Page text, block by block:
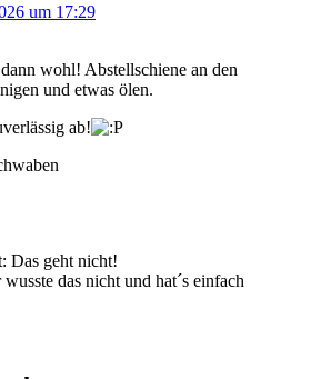
um 17:29
wohl! Abstellschiene an den
und etwas ölen.
ab!
Das geht nicht!
das nicht und hat´s einfach